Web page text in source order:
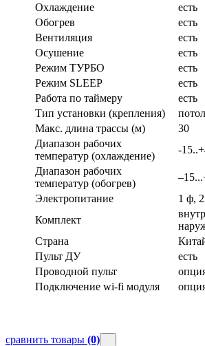
Охлаждение
есть
Обогрев
есть
Вентиляция
есть
Осушение
есть
Режим ТУРБО
есть
Режим SLEEP
есть
Работа по таймеру
есть
Тип установки (крепления)
Макс. длина трассы (м)
30
Диапазон рабочих
температур (охлаждение)
-
Диапазон рабочих
температур (обогрев)
Электропитание
1 ф,
Комплект
Страна
Пульт ДУ
есть
Проводной пульт
Подключение wi-fi модуля
сравнить товары (0)